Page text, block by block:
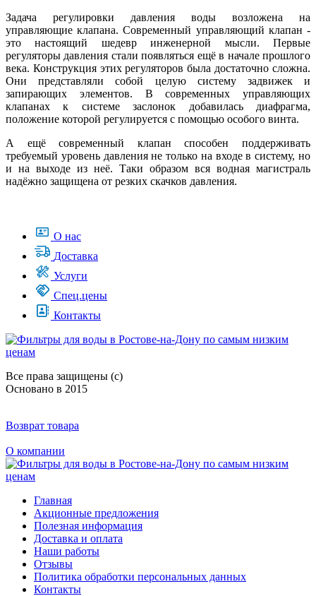
Задача регулировки давления воды возложена на
управляющие клапана. Современный управляющий клапан -
это настоящий шедевр инженерной мысли. Первые
регуляторы давления стали появляться ещё в начале прошлого
века. Конструкция этих регуляторов была достаточно сложна.
Они представляли собой целую систему задвижек и
запирающих элементов. В современных управляющих
клапанах к системе заслонок добавилась диафрагма,
положение которой регулируется с помощью особого винта.
А ещё современный клапан способен поддерживать
требуемый уровень давления не только на входе в систему, но
и на выходе из неё. Таки образом вся водная магистраль
надёжно защищена от резких скачков давления.
О нас
Доставка
Услуги
Спец.цены
Контакты
Все права защищены (с)
Основано в 2015
Возврат товара
О компании
Главная
Акционные предложения
Полезная информация
Доставка и оплата
Наши работы
Отзывы
Политика обработки персональных данных
Контакты